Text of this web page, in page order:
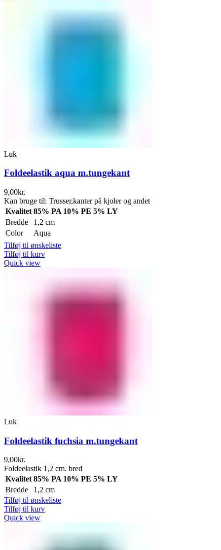
Luk
Foldeelastik aqua m.tungekant
9,00kr.
Kan bruge til: Trusser,kanter på kjoler og andet
Kvalitet 85% PA 10% PE 5% LY
Bredde
1,2 cm
Color
Aqua
Tilføj til ønskeliste
Tilføj til kurv
Quick view
Luk
Foldeelastik fuchsia m.tungekant
9,00kr.
Foldeelastik 1,2 cm. bred
Kvalitet 85% PA 10% PE 5% LY
Bredde
1,2 cm
Tilføj til ønskeliste
Tilføj til kurv
Quick view